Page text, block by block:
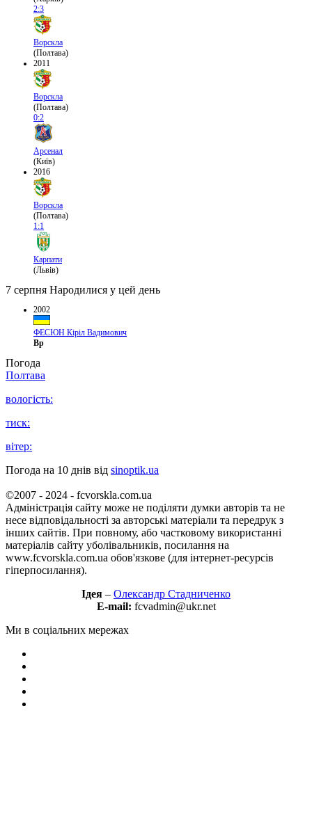
2:3
Ворскла
(Полтава)
2011
Ворскла
(Полтава)
0:2
Арсенал
(Київ)
2016
Ворскла
(Полтава)
1:1
Карпати
(Львів)
7 серпня Народилися у цей день
2002
ФЕСЮН Кіріл Вадимович
Вр
Погода
Полтава
вологість:
тиск:
вітер:
Погода на 10 днів від sinoptik.ua
©2007 - 2024 - fcvorskla.com.ua
Адміністрація сайту може не поділяти думки авторів та не
несе відповідальності за авторські матеріали та передрук з
інших сайтів. При повному, або частковому використанні
матеріалів сайту уболівальників, посилання на
www.fcvorskla.com.ua обов'язкове (для інтернет-ресурсів
гіперпосилання).
Ідея – Олександр Стадниченко
E-mail: fcvadmin@ukr.net
Ми в соціальних мережах